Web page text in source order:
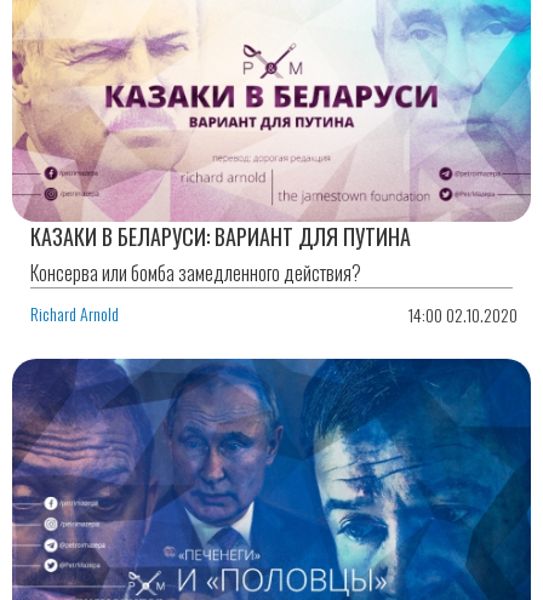
КАЗАКИ В БЕЛАРУСИ: ВАРИАНТ ДЛЯ ПУТИНА
Консерва или бомба замедленного действия?
Richard Arnold 14:00 02.10.2020